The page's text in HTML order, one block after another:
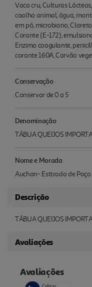
Vaca cru, Culturas
coalho animal, água,
em pó, microbiano,
Corante (E-172),
Enzima coagulante,
corante 160A, Carvão
Conservação
Conservar de 0 a 5
Denominação
TÁBUA QUEIJOS
Nome e Morada
Auchan- Esttrada de Paço
Descrição
TÁBUA QUEIJOS
Avaliações